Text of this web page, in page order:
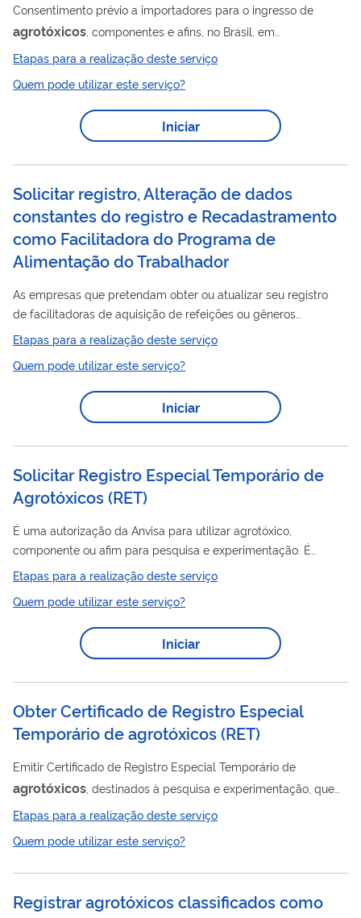
Consentimento prévio a importadores para o ingresso de
agrotóxicos , componentes e afins, no Brasil, em
conformidade com o registro concedido pelo Ministério da
Agricultura, Pecuária e Abastecimento (Mapa).
Etapas para a realização deste serviço
Quem pode utilizar este serviço?
Iniciar
Solicitar registro, Alteração de dados
constantes do registro e Recadastramento
como Facilitadora do Programa de
Alimentação do Trabalhador
As empresas que pretendam obter ou atualizar seu registro
de facilitadoras de aquisição de refeições ou gêneros
alimentícios junto ao Programa de Alimentação do Trabalhador
(PAT) devem preencher os dados no sistema e encaminhar
a documentação exigida para análise. Após análise da
solicitação e da documentação enviada, caso a
requerente preencha os requisitos legais, será registrada
Segurança e Saúde no Trabalho e comunicada dessa decisão
por...
Etapas para a realização deste serviço
Quem pode utilizar este serviço?
Iniciar
Solicitar Registro Especial Temporário de
Agrotóxicos(RET)
É uma autorização da Anvisa para utilizar agrotóxico,
componente ou afim para pesquisa e experimentação. É
necessária para empresas que desejam desenvolver atividades
Etapas para a realização deste serviço
Quem pode utilizar este serviço?
Iniciar
Obter Certificado de Registro Especial
Temporário de agrotóxicos(RET)
Emitir Certificado de Registro Especial Temporário de
agrotóxicos , destinados à pesquisa e experimentação, que
permite a importação ou produção de quantidade
predeterminada para uso nos setores de produção,
armazenamento e beneficiamento de produtos agrícolas, nas
Etapas para a realização deste serviço
Quem pode utilizar este serviço?
Registrar agrotóxicos classificados como